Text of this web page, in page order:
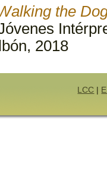
the
2018
LCC |